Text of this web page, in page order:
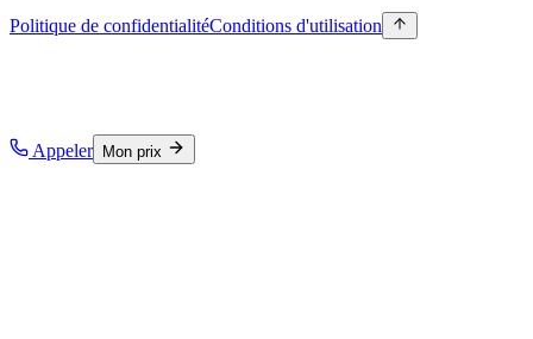
Politique de confidentialitéConditions d'utilisation
Appeler Mon prix